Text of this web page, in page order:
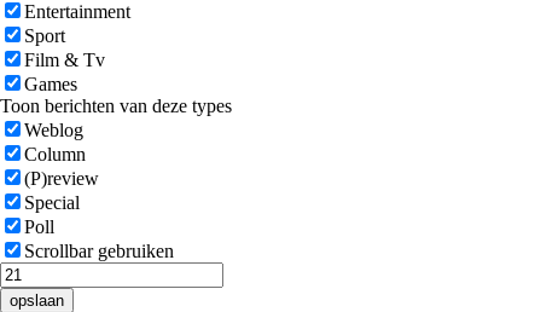
Entertainment
Sport
Film & Tv
Games
Toon berichten van deze types
Weblog
Column
(P)review
Special
Poll
Scrollbar gebruiken
opslaan